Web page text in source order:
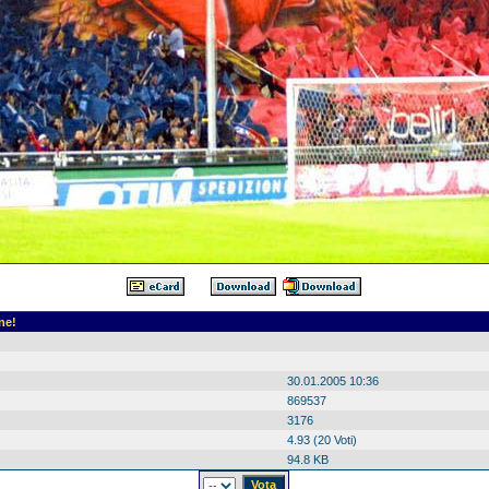
30.01.2005 10:36
869537
3176
4.93 (20 Voti)
94.8 KB